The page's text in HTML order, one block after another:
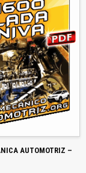
AUTOMOTRIZ –